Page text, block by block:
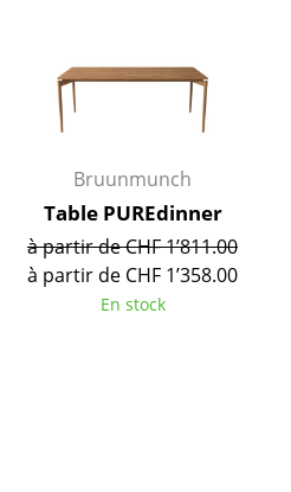
Salon et Salle de séjour
Chambre à coucher
Chambre enfant
Bureau
Bruunmunch
Table PUREdinner
à partir de CHF 1’811.00
à partir de CHF 1’358.00
En stock